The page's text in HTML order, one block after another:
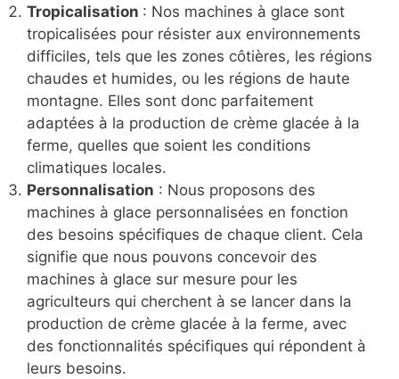
Tropicalisation : Nos machines à glace sont
tropicalisées pour résister aux environnements
difficiles, tels que les zones côtières, les régions
chaudes et humides, ou les régions de haute
montagne. Elles sont donc parfaitement
adaptées à la production de crème glacée à la
ferme, quelles que soient les conditions
climatiques locales.
Personnalisation : Nous proposons des
machines à glace personnalisées en fonction
des besoins spécifiques de chaque client. Cela
signifie que nous pouvons concevoir des
machines à glace sur mesure pour les
agriculteurs qui cherchent à se lancer dans la
production de crème glacée à la ferme, avec
des fonctionnalités spécifiques qui répondent à
leurs besoins.